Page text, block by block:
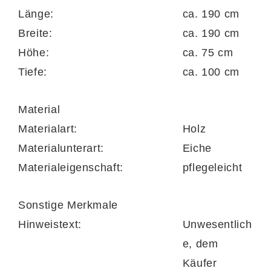
Länge:
ca. 190 cm
Breite:
ca. 190 cm
Höhe:
ca. 75 cm
Tiefe:
ca. 100 cm
Material
Materialart:
Holz
Materialunterart:
Eiche
Materialeigenschaft:
pflegeleicht
Sonstige Merkmale
Hinweistext:
Unwesentlich
e, dem
Käufer